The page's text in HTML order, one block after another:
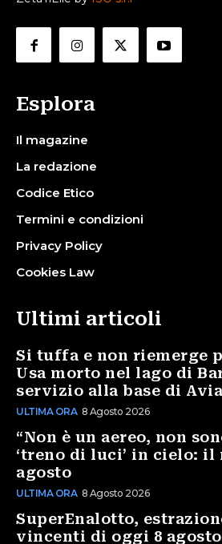
Esplora
Il magazine
La redazione
Codice Etico
Termini e condizioni
Privacy Policy
Cookies Law
Ultimi articoli
Si tuffa e non riemerge
Usa morto nel lago di
servizio alla base di
ULTIMA ORA 8 Agosto 2026
“Non è un aereo, non
‘treno di luci’ in cielo: il
agosto
ULTIMA ORA 8 Agosto 2026
SuperEnalotto,
vincenti di oggi 8